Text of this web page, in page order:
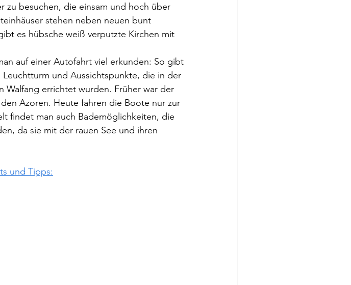
zu besuchen, die einsam und hoch über
stehen neben neuen bunt
es hübsche weiß verputzte Kirchen mit
auf einer Autofahrt viel erkunden: So gibt
und Aussichtspunkte, die in der
Walfang errichtet wurden. Früher war der
Azoren. Heute fahren die Boote nur zur
findet man auch Bademöglichkeiten, die
da sie mit der rauen See und ihren
und Tipps: